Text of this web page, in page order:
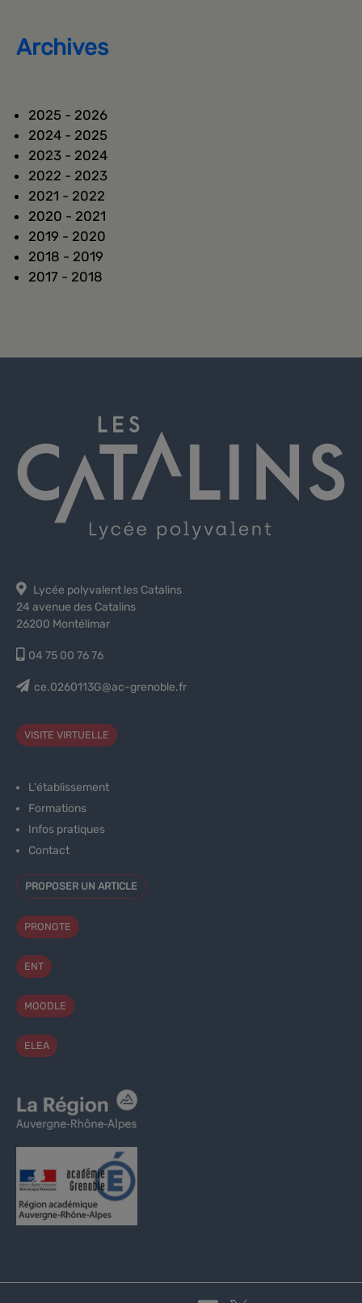
Archives
2025 - 2026
2024 - 2025
2023 - 2024
2022 - 2023
2021 - 2022
2020 - 2021
2019 - 2020
2018 - 2019
2017 - 2018
Lycée polyvalent les Catalins
24 avenue des Catalins
26200 Montélimar
04 75 00 76 76
ce.0260113G@ac-grenoble.fr
VISITE VIRTUELLE
L'établissement
Formations
Infos pratiques
Contact
PROPOSER UN ARTICLE
PRONOTE
ENT
MOODLE
ELEA